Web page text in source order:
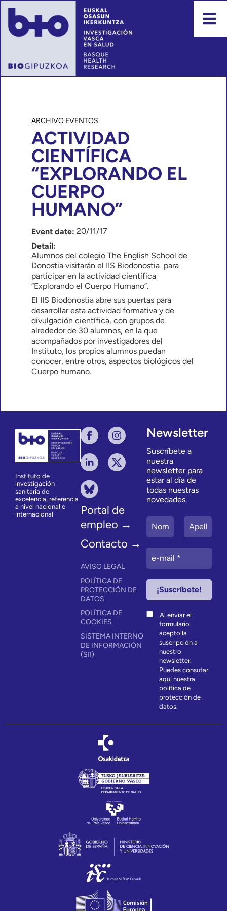
ACTIVIDAD
CIENTÍFICA
“EXPLORANDO EL
CUERPO
HUMANO”
Event date: 20/11/17
Detail:
Alumnos del colegio The English School de
Donostia visitarán el IIS Biodonostia para
participar en la actividad científica
“Explorando el Cuerpo Humano”.
El IIS Biodonostia abre sus puertas para
desarrollar esta actividad formativa y de
divulgación científica, con grupos de
alrededor de 30 alumnos, en la que
acompañados por investigadores del
Instituto, los propios alumnos puedan
conocer, entre otros, aspectos biológicos del
Cuerpo humano.
Instituto de
investigación
sanitaria de
excelencia, referencia
a nivel nacional e
internacional
Portal de
empleo →
Contacto →
AVISO LEGAL
POLÍTICA DE
PROTECCIÓN DE
DATOS
POLÍTICA DE
COOKIES
SISTEMA INTERNO
DE INFORMACIÓN
(SII)
Newsletter
Suscríbete a
nuestra
newsletter para
estar al día de
todas nuestras
novedades.
Al enviar el
formulario
acepto la
suscripción a
nuestro
newsletter.
Puedes consutar
aquínuestra
política de
protección de
datos.